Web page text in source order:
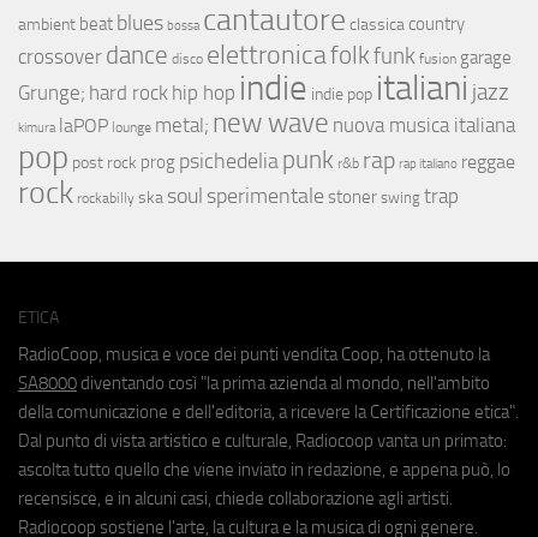
ambient beat blues bossa cantautore classica country
crossover dance disco elettronicafolkfunk fusion garage
Grunge; hard rock hip hop indie indie pop italiani jazz
kimura laPOP lounge metal; new wave nuova musica italiana
pop post rock prog psichedeliapunk r&b rap rap italiano reggae
rock rockabilly ska soul sperimentale stoner swing trap
ETICA
RadioCoop, musica e voce dei punti vendita Coop, ha ottenuto la
SA8000 diventando così "la prima azienda al mondo, nell'ambito
della comunicazione e dell'editoria, a ricevere la Certificazione etica".
Dal punto di vista artistico e culturale, Radiocoop vanta un primato:
ascolta tutto quello che viene inviato in redazione, e appena può, lo
recensisce, e in alcuni casi, chiede collaborazione agli artisti.
Radiocoop sostiene l'arte, la cultura e la musica di ogni genere.